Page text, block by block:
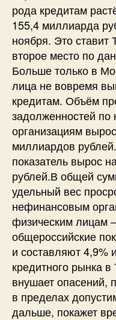
рода кредитам
155,4 миллиарда
ноября. Это ставит
второе место по
Больше только в
лица не вовремя
кредитам. Объём
задолженностей
организациям
миллиардов
показатель вырос
рублей.В общей
удельный вес
нефинансовым
физическим лицам
общероссийские
и составляют 4,9%
кредитного рынка
внушает опасений,
в пределах
дальше, покажет